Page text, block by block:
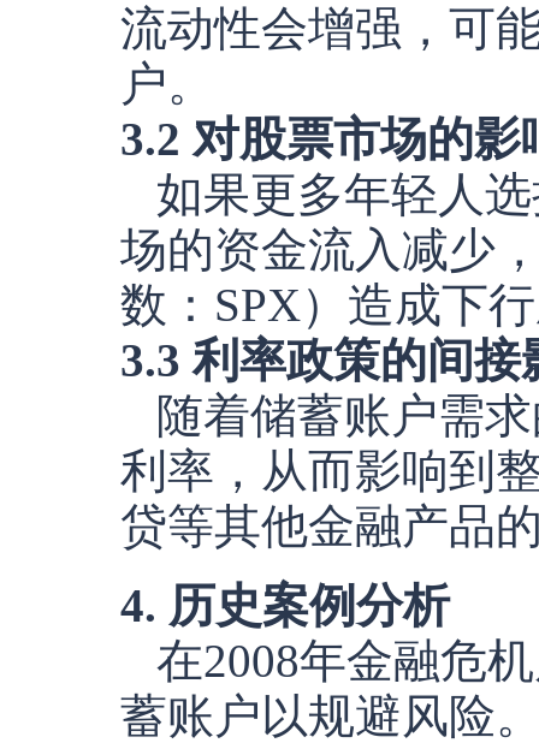
流动性会增强，可
户。
3.2 对股票市场的影
如果更多年轻人
场的资金流入减少
数：SPX）造成下
3.3 利率政策的间接
随着储蓄账户需
利率，从而影响到
贷等其他金融产品
4. 历史案例分析
在2008年金融危
蓄账户以规避风险